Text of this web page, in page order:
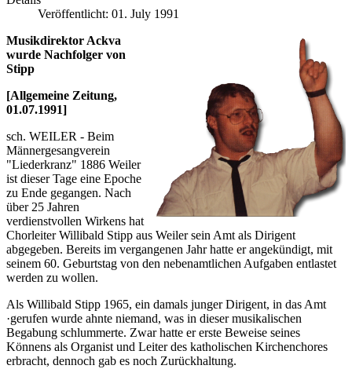
Veröffentlicht: 01. July 1991
Musikdirektor Ackva
wurde Nachfolger von
Stipp
[Allgemeine Zeitung,
01.07.1991]
sch. WEILER - Beim
Männergesangverein
"Liederkranz" 1886 Weiler
ist dieser Tage eine Epoche
zu Ende gegangen. Nach
über 25 Jahren
verdienstvollen Wirkens hat
Chorleiter Willibald Stipp aus Weiler sein Amt als Dirigent
abgegeben. Bereits im vergangenen Jahr hatte er angekündigt, mit
seinem 60. Geburtstag von den nebenamtlichen Aufgaben entlastet
werden zu wollen.
Als Willibald Stipp 1965, ein damals junger Dirigent, in das Amt
·gerufen wurde ahnte niemand, was in dieser musikalischen
Begabung schlummerte. Zwar hatte er erste Beweise seines
Könnens als Organist und Leiter des katholischen Kirchenchores
erbracht, dennoch gab es noch Zurückhaltung.